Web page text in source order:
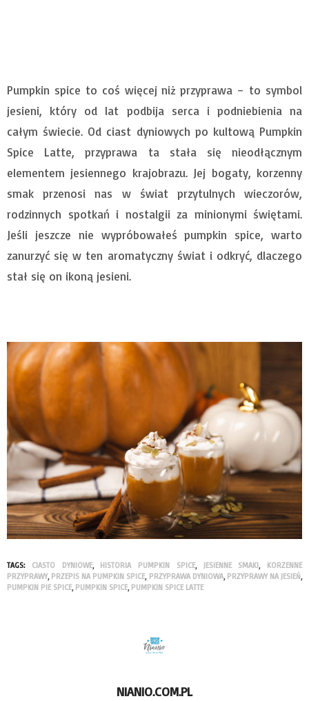
Pumpkin spice to coś więcej niż przyprawa – to symbol
jesieni, który od lat podbija serca i podniebienia na
całym świecie. Od ciast dyniowych po kultową Pumpkin
Spice Latte, przyprawa ta stała się nieodłącznym
elementem jesiennego krajobrazu. Jej bogaty, korzenny
smak przenosi nas w świat przytulnych wieczorów,
rodzinnych spotkań i nostalgii za minionymi świętami.
Jeśli jeszcze nie wypróbowałeś pumpkin spice, warto
zanurzyć się w ten aromatyczny świat i odkryć, dlaczego
stał się on ikoną jesieni.
TAGS: CIASTO DYNIOWE, HISTORIA PUMPKIN SPICE, JESIENNE SMAKI
KORZENNE
PRZYPRAWY PRZEPIS NA PUMPKIN SPICE PRZYPRAWA DYNIOWA, PRZYPRAWY NA JESIEŃ
PUMPKIN PIE SPICE PUMPKIN SPICE PUMPKIN SPICE LATTE
NIANIO.COM.PL